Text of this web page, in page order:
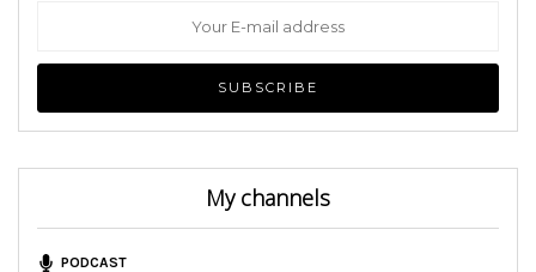
My channels
PODCAST